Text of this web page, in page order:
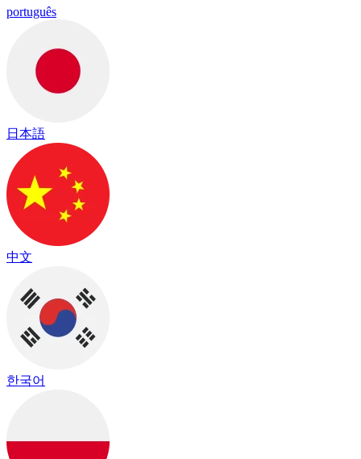
português
日本語
中文
한국어